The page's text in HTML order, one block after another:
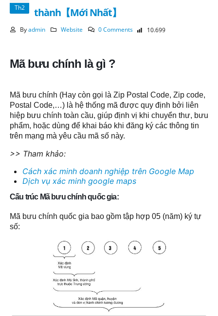
Th2
thành【Mới Nhất】
Byadmin Website 0 Comments 10.699
Mã bưu chính là gì ?
Mã bưu chính (Hay còn gọi là Zip Postal Code, Zip code,
Postal Code,…) là hệ thống mã được quy định bởi liên
hiệp bưu chính toàn cầu, giúp định vị khi chuyển thư, bưu
phẩm, hoặc dùng để khai báo khi đăng ký các thông tin
trên mạng mà yêu cầu mã số này.
>> Tham khảo:
Cách xác minh doanh nghiệp trên Google Map
Dịch vụ xác minh google maps
Cấu trúc Mã bưu chính quốc gia:
Mã bưu chính quốc gia bao gồm t​ập hợp 05 (năm) ký tự
số: